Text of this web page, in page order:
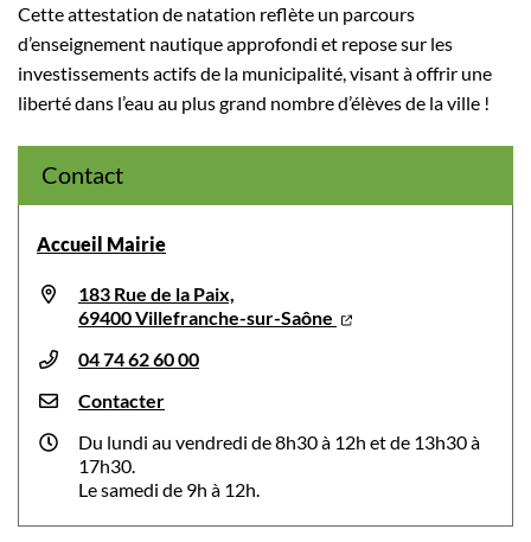
Cette attestation de natation reflète un parcours
d’enseignement nautique approfondi et repose sur les
investissements actifs de la municipalité, visant à offrir une
liberté dans l’eau au plus grand nombre d’élèves de la ville !
Contact
Accueil Mairie
183 Rue de la Paix,
69400 Villefranche-sur-Saône
04 74 62 60 00
Contacter
Du lundi au vendredi de 8h30 à 12h et de 13h30 à
17h30.
Le samedi de 9h à 12h.